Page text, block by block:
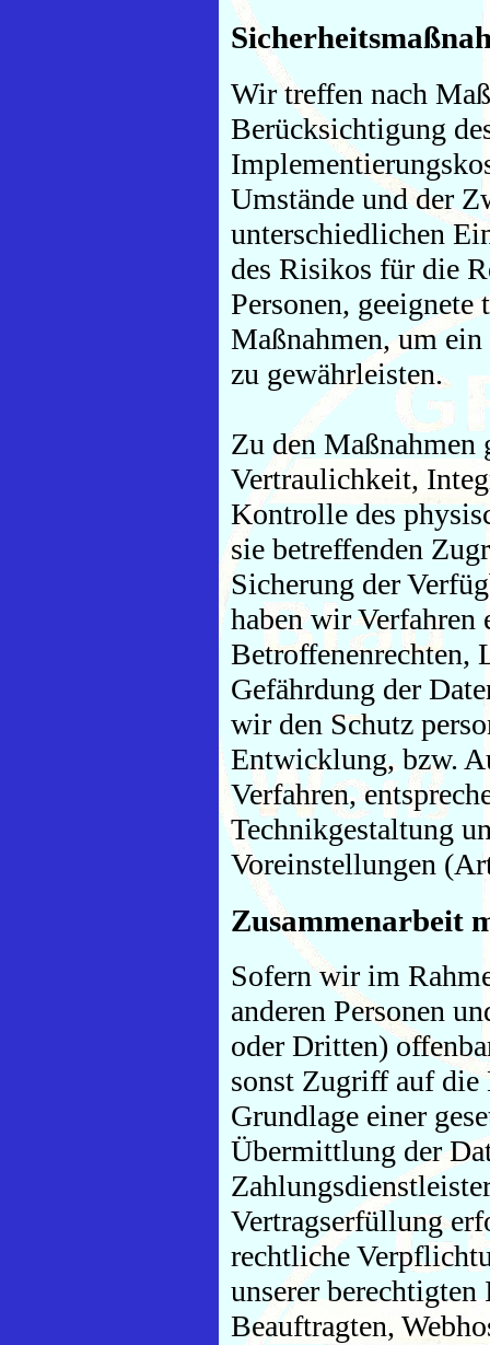
Wir treffen nach
Berücksichtigung
Umstände und der
unterschiedlichen
des Risikos für die
Personen, geeignete
Maßnahmen, um
zu gewährleisten.
Zu den Maßnahmen
Vertraulichkeit,
Kontrolle des
sie betreffenden
Sicherung der
haben wir Verfahren
Betroffenenrechten,
Gefährdung der
wir den Schutz
Entwicklung, bzw.
Verfahren,
Technikgestaltung
Voreinstellungen
Zusammenarbeit
Sofern wir im
anderen Personen
oder Dritten)
sonst Zugriff auf die
Grundlage einer
Übermittlung der
Vertragserfüllung
rechtliche
unserer
Beauftragten,